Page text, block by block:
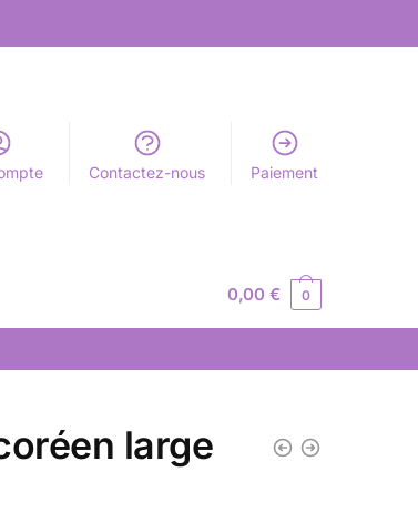
Contactez-nous Paiement
0,00€ 0
large